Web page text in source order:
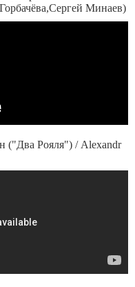
Минаев)
("Два Рояля") / Alexandr